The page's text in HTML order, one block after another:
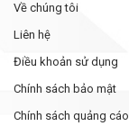
Về chúng tôi
Liên hệ
Điều khoản sử dụng
Chính sách bảo mật
Chính sách quảng cáo